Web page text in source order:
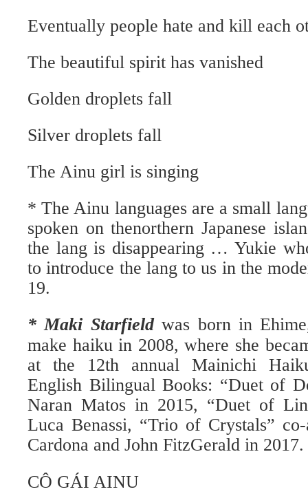
Eventually people hate and kill each
The beautiful spirit has vanished
Golden droplets fall
Silver droplets fall
The Ainu girl is singing
* The Ainu languages are a small
spoken on thenorthern Japanese
the lang is disappearing … Yukie
to introduce the lang to us in the
19.
* Maki Starfieldwas born in
make haiku in 2008, where she
at the 12th annual Mainichi
English Bilingual Books: “Duet of
Naran Matos in 2015, “Duet of
Luca Benassi, “Trio of Crys­tals”
Cardona and John FitzGerald in 2017.
CÔ GÁI AINU